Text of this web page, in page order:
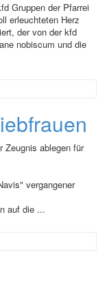
Gruppen der Pfarrei
erleuchteten Herz
der von der kfd
nobiscum und die
Zeugnis ablegen für
vergangener
auf die ...